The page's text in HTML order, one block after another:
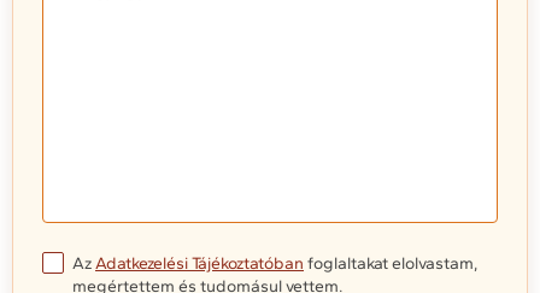
AzAdatkezelési Tájékoztatóban foglaltakat elolvastam,
megértettem és tudomásul vettem.